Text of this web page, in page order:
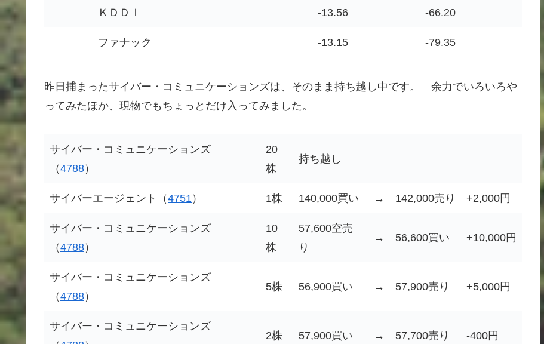
ＫＤＤＩ -13.56 -66.20
ファナック -13.15 -79.35
昨日捕まったサイバー・コミュニケーションズは、そのまま持ち越し中です。 余力でいろいろや
ってみたほか、現物でもちょっとだけ入ってみました。
サイバー・コミュニケーションズ
（4788）
20
株
持ち越し
サイバーエージェント（4751） 1株 140,000買い → 142,000売り +2,000円
サイバー・コミュニケーションズ
（4788）
10
株
57,600空売
り
→ 56,600買い +10,000円
サイバー・コミュニケーションズ
（4788）
5株 56,900買い → 57,900売り +5,000円
サイバー・コミュニケーションズ
2株 57,900買い → 57,700売り -400円